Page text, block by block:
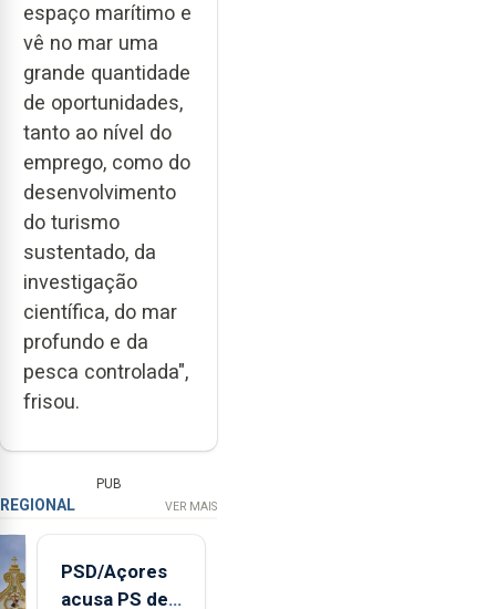
espaço marítimo e
vê no mar uma
grande quantidade
de oportunidades,
tanto ao nível do
emprego, como do
desenvolvimento
do turismo
sustentado, da
investigação
científica, do mar
profundo e da
pesca controlada",
frisou.
PUB
REGIONAL VER MAIS
PSD/Açores
acusa PS de